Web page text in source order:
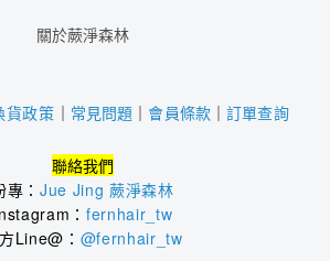
關於蕨淨森林
貨政策 ｜ 常見問題 ｜ 會員條款 ｜訂單查詢
聯絡我們
專：Jue Jing 蕨淨森林
：fernhair_tw
Line@： @fernhair_tw